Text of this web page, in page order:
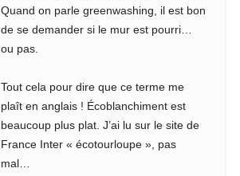
Quand on parle greenwashing, il est bon
de se demander si le mur est pourri…
ou pas.
Tout cela pour dire que ce terme me
plaît en anglais ! Écoblanchiment est
beaucoup plus plat. J’ai lu sur le site de
France Inter « écotourloupe », pas
mal…